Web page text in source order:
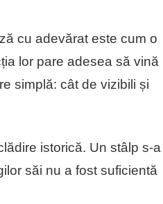
cu adevărat este cum o
lor pare adesea să vină
simplă: cât de vizibili și
istorică. Un stâlp s-a
săi nu a fost suficientă